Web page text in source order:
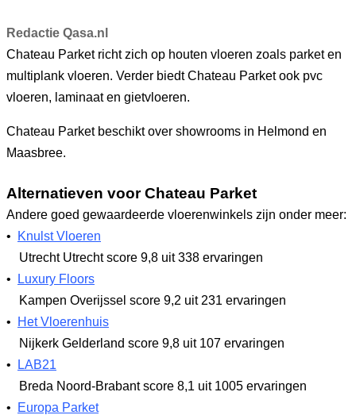
Redactie Qasa.nl
Chateau Parket richt zich op houten vloeren zoals parket en
multiplank vloeren. Verder biedt Chateau Parket ook pvc
vloeren, laminaat en gietvloeren.
Chateau Parket beschikt over showrooms in Helmond en
Maasbree.
Alternatieven voor Chateau Parket
Andere goed gewaardeerde vloerenwinkels zijn onder meer:
•
Knulst Vloeren
Utrecht Utrechtscore 9,8 uit 338 ervaringen
•
Luxury Floors
Kampen Overijssel score 9,2 uit 231 ervaringen
•
Het Vloerenhuis
Nijkerk Gelderland score 9,8 uit 107 ervaringen
•
LAB21
Breda Noord-Brabantscore 8,1 uit 1005 ervaringen
•
Europa Parket